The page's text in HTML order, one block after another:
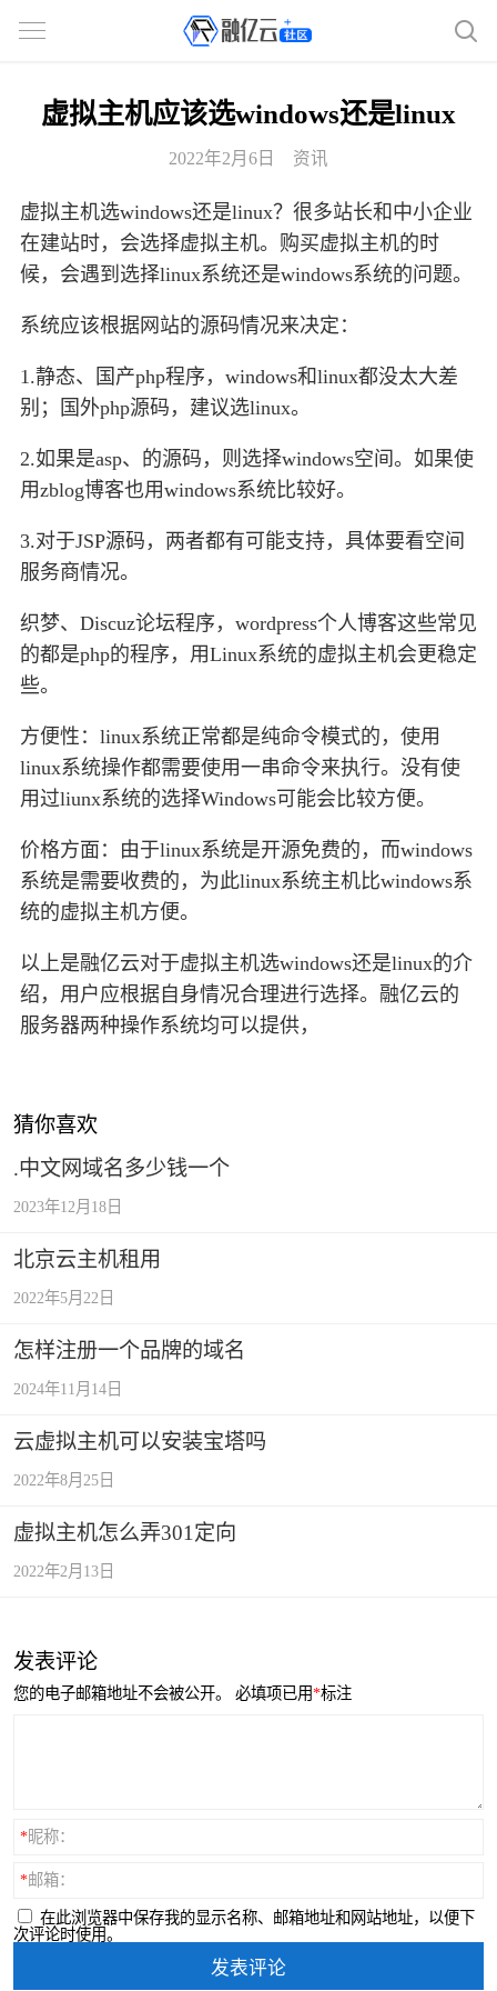
虚拟主机应该选windows还是linux
2022年2月6日 资讯
虚拟主机选windows还是linux？很多站长和中小企业
在建站时，会选择虚拟主机。购买虚拟主机的时
候，会遇到选择linux系统还是windows系统的问题。
系统应该根据网站的源码情况来决定：
1.静态、国产php程序，windows和linux都没太大差
别；国外php源码，建议选linux。
2.如果是asp、的源码，则选择windows空间。如果使
用zblog博客也用windows系统比较好。
3.对于JSP源码，两者都有可能支持，具体要看空间
服务商情况。
织梦、Discuz论坛程序，wordpress个人博客这些常见
的都是php的程序，用Linux系统的虚拟主机会更稳定
些。
方便性：linux系统正常都是纯命令模式的，使用
linux系统操作都需要使用一串命令来执行。没有使
用过liunx系统的选择Windows可能会比较方便。
价格方面：由于linux系统是开源免费的，而windows
系统是需要收费的，为此linux系统主机比windows系
统的虚拟主机方便。
以上是融亿云对于虚拟主机选windows还是linux的介
绍，用户应根据自身情况合理进行选择。融亿云的
服务器两种操作系统均可以提供，
猜你喜欢
.中文网域名多少钱一个
2023年12月18日
北京云主机租用
2022年5月22日
怎样注册一个品牌的域名
2024年11月14日
云虚拟主机可以安装宝塔吗
2022年8月25日
虚拟主机怎么弄301定向
2022年2月13日
发表评论
您的电子邮箱地址不会被公开。 必填项已用*标注
*昵称：
*邮箱：
在此浏览器中保存我的显示名称、邮箱地址和网站地址，以便下
次评论时使用。